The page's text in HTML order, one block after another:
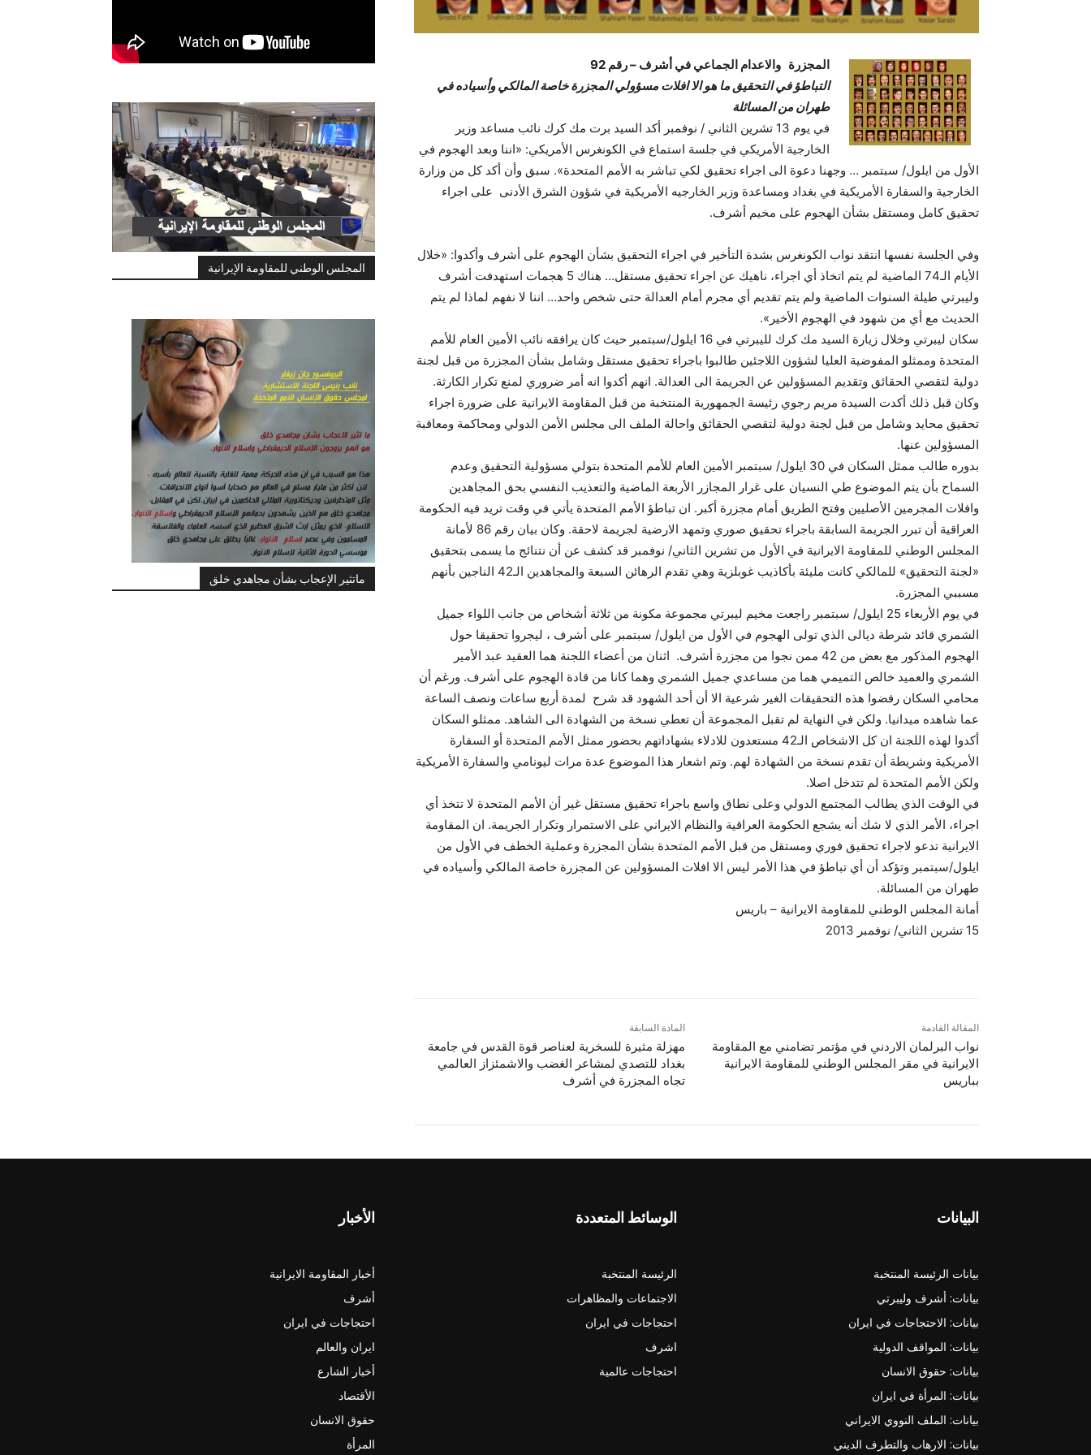
المجلس الوطني للمقاومة الإيرانية
ماتثير الإعجاب بشأن مجاهدي خلق
المجزرة والاعدام الجماعي في أشرف – رقم 92
التباطؤ في التحقيق ما هو الا افلات مسؤولي المجزرة خاصة المالكي وأسياده في
طهران من المسائلة
في يوم 13 تشرين الثاني / نوفمبر أكد السيد برت مك كرك نائب مساعد وزير
الخارجية الأمريكي في جلسة استماع في الكونغرس الأمريكي: «اننا وبعد الهجوم في
الأول من ايلول/ سبتمبر … وجهنا دعوة الى اجراء تحقيق لكي تباشر به الأمم المتحدة». سبق وأن أكد كل من وزارة
الخارجية والسفارة الأمريكية في بغداد ومساعدة وزير الخارجيه الأمريكية في شؤون الشرق الأدنى على اجراء
تحقيق كامل ومستقل بشأن الهجوم على مخيم أشرف.
وفي الجلسة نفسها انتقد نواب الكونغرس بشدة التأخير في اجراء التحقيق بشأن الهجوم على أشرف وأكدوا: «خلال
الأيام الـ74 الماضية لم يتم اتخاذ أي اجراء، ناهيك عن اجراء تحقيق مستقل… هناك 5 هجمات استهدفت أشرف
وليبرتي طيلة السنوات الماضية ولم يتم تقديم أي مجرم أمام العدالة حتى شخص واحد… اننا لا نفهم لماذا لم يتم
الحديث مع أي من شهود في الهجوم الأخير».
سكان ليبرتي وخلال زيارة السيد مك كرك لليبرتي في 16 ايلول/سبتمبر حيث كان يرافقه نائب الأمين العام للأمم
المتحدة وممثلو المفوضية العليا لشؤون اللاجئين طالبوا باجراء تحقيق مستقل وشامل بشأن المجزرة من قبل لجنة
دولية لتقصي الحقائق وتقديم المسؤولين عن الجريمة الى العدالة. انهم أكدوا انه أمر ضروري لمنع تكرار الكارثة.
وكان قبل ذلك أكدت السيدة مريم رجوي رئيسة الجمهورية المنتخبة من قبل المقاومة الايرانية على ضرورة اجراء
تحقيق محايد وشامل من قبل لجنة دولية لتقصي الحقائق واحالة الملف الى مجلس الأمن الدولي ومحاكمة ومعاقبة
المسؤولين عنها.
بدوره طالب ممثل السكان في 30 ايلول/ سبتمبر الأمين العام للأمم المتحدة بتولي مسؤولية التحقيق وعدم
السماح بأن يتم الموضوع طي النسيان على غرار المجازر الأربعة الماضية والتعذيب النفسي بحق المجاهدين
وافلات المجرمين الأصليين وفتح الطريق أمام مجزرة أكبر. ان تباطؤ الأمم المتحدة يأتي في وقت تريد فيه الحكومة
العراقية أن تبرر الجريمة السابقة باجراء تحقيق صوري وتمهد الارضية لجريمة لاحقة. وكان بيان رقم 86 لأمانة
المجلس الوطني للمقاومة الايرانية في الأول من تشرين الثاني/ نوفمبر قد كشف عن أن نتنائج ما يسمى بتحقيق
«لجنة التحقيق» للمالكي كانت مليئة بأكاذيب غوبلزية وهي تقدم الرهائن السبعة والمجاهدين الـ42 الناجين بأنهم
مسببي المجزرة.
في يوم الأربعاء 25 ايلول/ سبتمبر راجعت مخيم ليبرتي مجموعة مكونة من ثلاثة أشخاص من جانب اللواء جميل
الشمري قائد شرطة ديالى الذي تولى الهجوم في الأول من ايلول/ سبتمبر على أشرف ، ليجروا تحقيقا حول
الهجوم المذكور مع بعض من 42 ممن نجوا من مجزرة أشرف. اثنان من أعضاء اللجنة هما العقيد عبد الأمير
الشمري والعميد خالص التميمي هما من مساعدي جميل الشمري وهما كانا من قادة الهجوم على أشرف. ورغم أن
محامي السكان رفضوا هذه التحقيقات الغير شرعية الا أن أحد الشهود قد شرح لمدة أربع ساعات ونصف الساعة
عما شاهده ميدانيا. ولكن في النهاية لم تقبل المجموعة أن تعطي نسخة من الشهادة الى الشاهد. ممثلو السكان
أكدوا لهذه اللجنة ان كل الاشخاص الـ42 مستعدون للادلاء بشهاداتهم بحضور ممثل الأمم المتحدة أو السفارة
الأمريكية وشريطة أن تقدم نسخة من الشهادة لهم. وتم اشعار هذا الموضوع عدة مرات ليونامي والسفارة الأمريكية
ولكن الأمم المتحدة لم تتدخل اصلا.
في الوقت الذي يطالب المجتمع الدولي وعلى نطاق واسع باجراء تحقيق مستقل غير أن الأمم المتحدة لا تتخذ أي
اجراء، الأمر الذي لا شك أنه يشجع الحكومة العراقية والنظام الايراني على الاستمرار وتكرار الجريمة. ان المقاومة
الايرانية تدعو لاجراء تحقيق فوري ومستقل من قبل الأمم المتحدة بشأن المجزرة وعملية الخطف في الأول من
ايلول/سبتمبر وتؤكد أن أي تباطؤ في هذا الأمر ليس الا افلات المسؤولين عن المجزرة خاصة المالكي وأسياده في
طهران من المسائلة.
أمانة المجلس الوطني للمقاومة الايرانية – باريس
15 تشرين الثاني/ نوفمبر 2013
المادة السابقة
مهزلة مثيرة للسخرية لعناصر قوة القدس في جامعة
بغداد للتصدي لمشاعر الغضب والاشمئزاز العالمي
تجاه المجزرة في أشرف
المقالة القادمة
نواب البرلمان الاردني في مؤتمر تضامني مع المقاومة
الايرانية في مقر المجلس الوطني للمقاومة الايرانية
بباريس
الأخبار
أخبار المقاومة الايرانية
أشرف
احتجاجات في ايران
ايران والعالم
أخبار الشارع
الأقتصاد
حقوق الانسان
المرأة
الوسائط المتعددة
الرئيسة المنتخبة
الاجتماعات والمظاهرات
احتجاجات في ايران
اشرف
احتجاجات عالمية
البيانات
بيانات الرئيسة المنتخبة
بيانات: أشرف وليبرتي
بيانات: الاحتجاجات في ايران
بيانات: المواقف الدولية
بيانات: حقوق الانسان
بيانات: المرأة في ايران
بيانات: الملف النووي الايراني
بيانات: الارهاب والتطرف الديني